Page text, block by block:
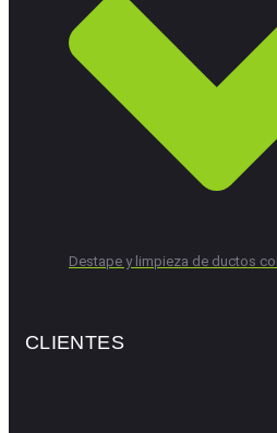
Destape y limpieza de ductos
CLIENTES